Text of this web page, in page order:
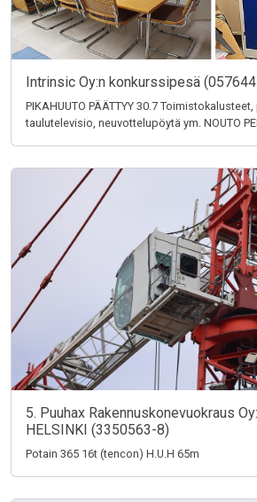
Intrinsic Oy:n konkurssipesä
PIKAHUUTO PÄÄTTYY 30.7
taulutelevisio, neuvottelupöytä ym. NOUTO
5. Puuhax Rakennuskonevuokraus
HELSINKI (3350563-8)
Potain 365 16t (tencon) H.U.H 65m